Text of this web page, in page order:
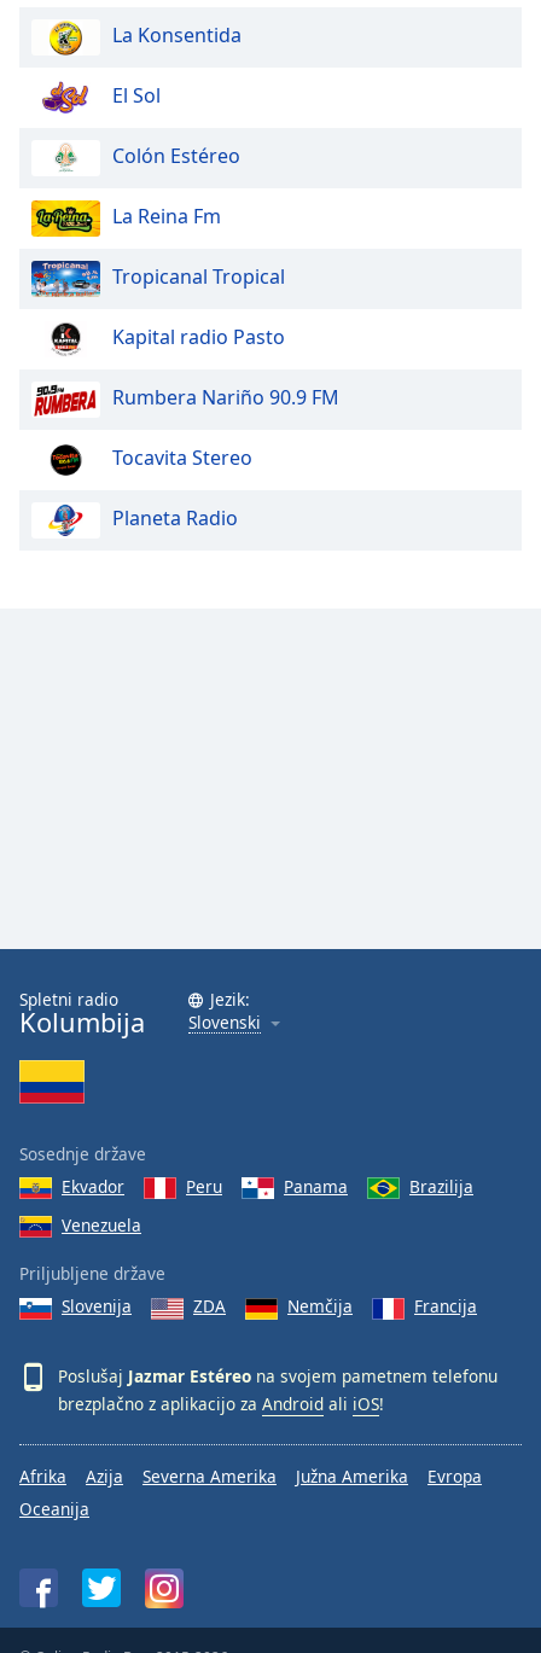
La Konsentida
El Sol
Colón Estéreo
La Reina Fm
Tropicanal Tropical
Kapital radio Pasto
Rumbera Nariño 90.9 FM
Tocavita Stereo
Planeta Radio
Spletni radio
Kolumbija
Jezik:
Slovenski
Sosednje države
Ekvador
Peru Panama
Brazilija
Venezuela
Priljubljene države
Slovenija
ZDA Nemčija Francija
Poslušaj Jazmar Estéreo na svojem pametnem telefonu
brezplačno z aplikacijo za Android ali iOS!
Afrika Azija Severna Amerika Južna Amerika
Evropa
Oceanija